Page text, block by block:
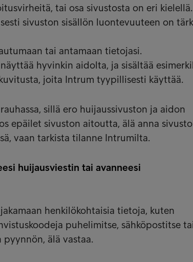
tai osa sivustosta on eri kielellä.
sivuston sisällön luontevuuteen on
tai antamaan tietojasi.
hyvinkin aidolta, ja sisältää
joita Intrum tyypillisesti käyttää.
sillä ero huijaussivuston ja aidon
epäilet sivuston aitoutta, älä anna
vaan tarkista tilanne Intrumilta.
huijausviestin tai avanneesi
henkilökohtaisia tietoja, kuten
puhelimitse, sähköpostitse
älä vastaa.